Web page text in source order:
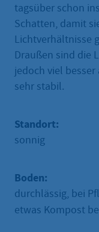
tagsüber schon
Schatten, damit
Lichtverhältnisse
Draußen sind die
jedoch viel
sehr stabil.
Standort:
sonnig
Boden:
durchlässig, bei
etwas Kompost